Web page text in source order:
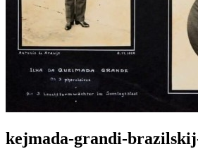
kejmada-grandi-